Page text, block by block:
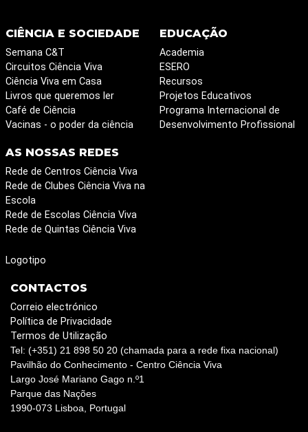
CIÊNCIA E SOCIEDADE
Semana C&T
Circuitos Ciência Viva
Ciência Viva em Casa
Livros que queremos ler
Café de Ciência
Vacinas - o poder da ciência
EDUCAÇÃO
Academia
ESERO
Recursos
Projetos Educativos
Programa Internacional de
Desenvolvimento Profissional
AS NOSSAS REDES
Rede de Centros Ciência Viva
Rede de Clubes Ciência Viva na
Escola
Rede de Escolas Ciência Viva
Rede de Quintas Ciência Viva
Logotipo
CONTACTOS
Correio electrónico
Política de Privacidade
Termos de Utilização
Tel: (+351) 21 898 50 20 (chamada para a rede fixa nacional)
Pavilhão do Conhecimento - Centro Ciência Viva
Largo José Mariano Gago n.º1
Parque das Nações
1990-073 Lisboa, Portugal